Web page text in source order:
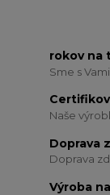
rokov na
Sme s
Naše
Doprava
Doprava
Výroba